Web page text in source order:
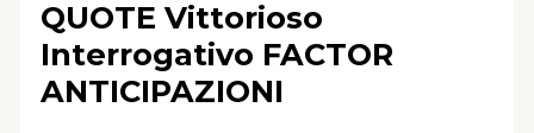
QUOTE Vittorioso
Interrogativo FACTOR
ANTICIPAZIONI